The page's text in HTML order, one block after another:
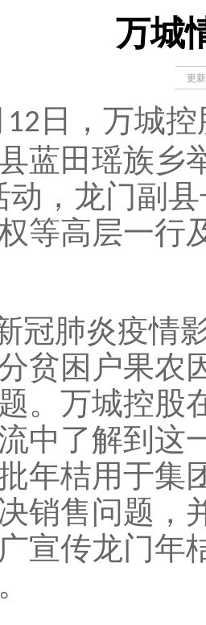
万城
更
12 日，万城控
蓝田瑶族乡
， 龙门副
等高层一行
冠肺炎疫情
贫困户果农
。万城控股
中了解到这
年桔用于集
销售问题，
宣传龙门年